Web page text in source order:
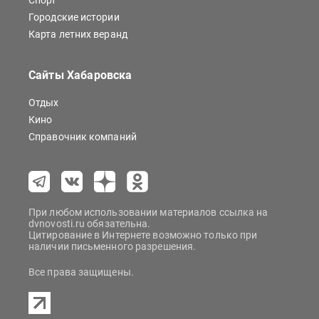
Городские истории
Карта летних веранд
Сайты Хабаровска
Отдых
Кино
Справочник компаний
При любом использовании материалов ссылка на
dvnovosti.ru обязательна.
Цитирование в Интернете возможно только при
наличии письменного разрешения.
Все права защищены.